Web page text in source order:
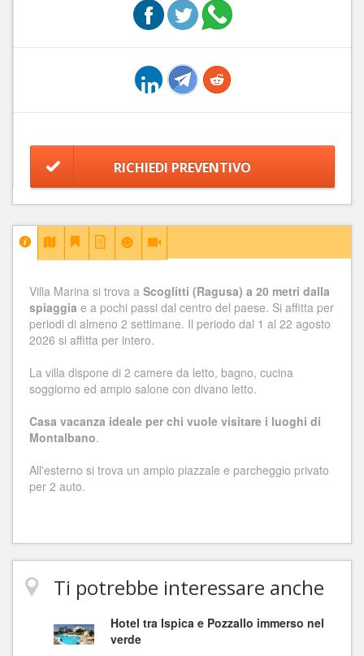
RICHIEDI PREVENTIVO
Villa Marina si trova a Scoglitti (Ragusa) a 20 metri dalla
spiaggia e a pochi passi dal centro del paese. Si affitta per
periodi di almeno 2 settimane. Il periodo dal 1 al 22 agosto
2026 si affitta per intero.
La villa dispone di 2 camere da letto, bagno, cucina
soggiorno ed ampio salone con divano letto.
Casa vacanza ideale per chi vuole visitare i luoghi di
Montalbano.
All'esterno si trova un ampio piazzale e parcheggio privato
per 2 auto.
Ti potrebbe interessare anche
Hotel tra Ispica e Pozzallo immerso nel
verde